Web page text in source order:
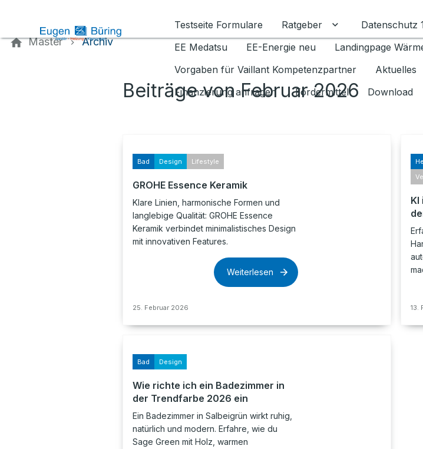
Testseite Formulare
Ratgeber Untermenü für
Datenschutz
EE Medatsu
EE-Energie neu Landingpage
Vorgaben für Vaillant Kompetenzpartner
Aktuelles
Finanzierung anfragen
Fördermittel Download
Master Archiv
Beiträge von Februar 2026
Bad Design Lifestyle
GROHE Essence Keramik
Klare Linien, harmonische Formen und
langlebige Qualität: GROHE Essence
Keramik verbindet minimalistisches Design
mit innovativen Features.
25. Februar 2026
Weiterlesen
13.
Bad Design
Wie richte ich ein Badezimmer in
der Trendfarbe 2026 ein
Ein Badezimmer in Salbeigrün wirkt ruhig,
natürlich und modern. Erfahre, wie du
Sage Green mit Holz, warmen